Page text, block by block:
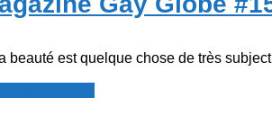
beauté est quelque chose de très